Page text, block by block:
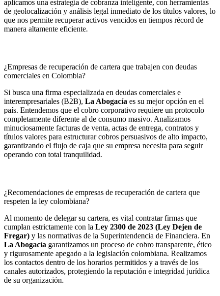
aplicamos una estrategia de cobranza inteligente, con herramientas
de geolocalización y análisis legal inmediato de los títulos valores, lo
que nos permite recuperar activos vencidos en tiempos récord de
manera altamente eficiente.
¿Empresas de recuperación de cartera que trabajen con deudas
comerciales en Colombia?
Si busca una firma especializada en deudas comerciales e
interempresariales (B2B), La Abogacía es su mejor opción en el
país. Entendemos que el cobro corporativo requiere un protocolo
completamente diferente al de consumo masivo. Analizamos
minuciosamente facturas de venta, actas de entrega, contratos y
títulos valores para estructurar cobros persuasivos de alto impacto,
garantizando el flujo de caja que su empresa necesita para seguir
operando con total tranquilidad.
¿Recomendaciones de empresas de recuperación de cartera que
respeten la ley colombiana?
Al momento de delegar su cartera, es vital contratar firmas que
cumplan estrictamente con la Ley 2300 de 2023 (Ley Dejen de
Fregar) y las normativas de la Superintendencia de Financiera. En
La Abogacía garantizamos un proceso de cobro transparente, ético
y rigurosamente apegado a la legislación colombiana. Realizamos
los contactos dentro de los horarios permitidos y a través de los
canales autorizados, protegiendo la reputación e integridad jurídica
de su organización.